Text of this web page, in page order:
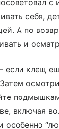
с
себя,
А по
и
клещ
включая